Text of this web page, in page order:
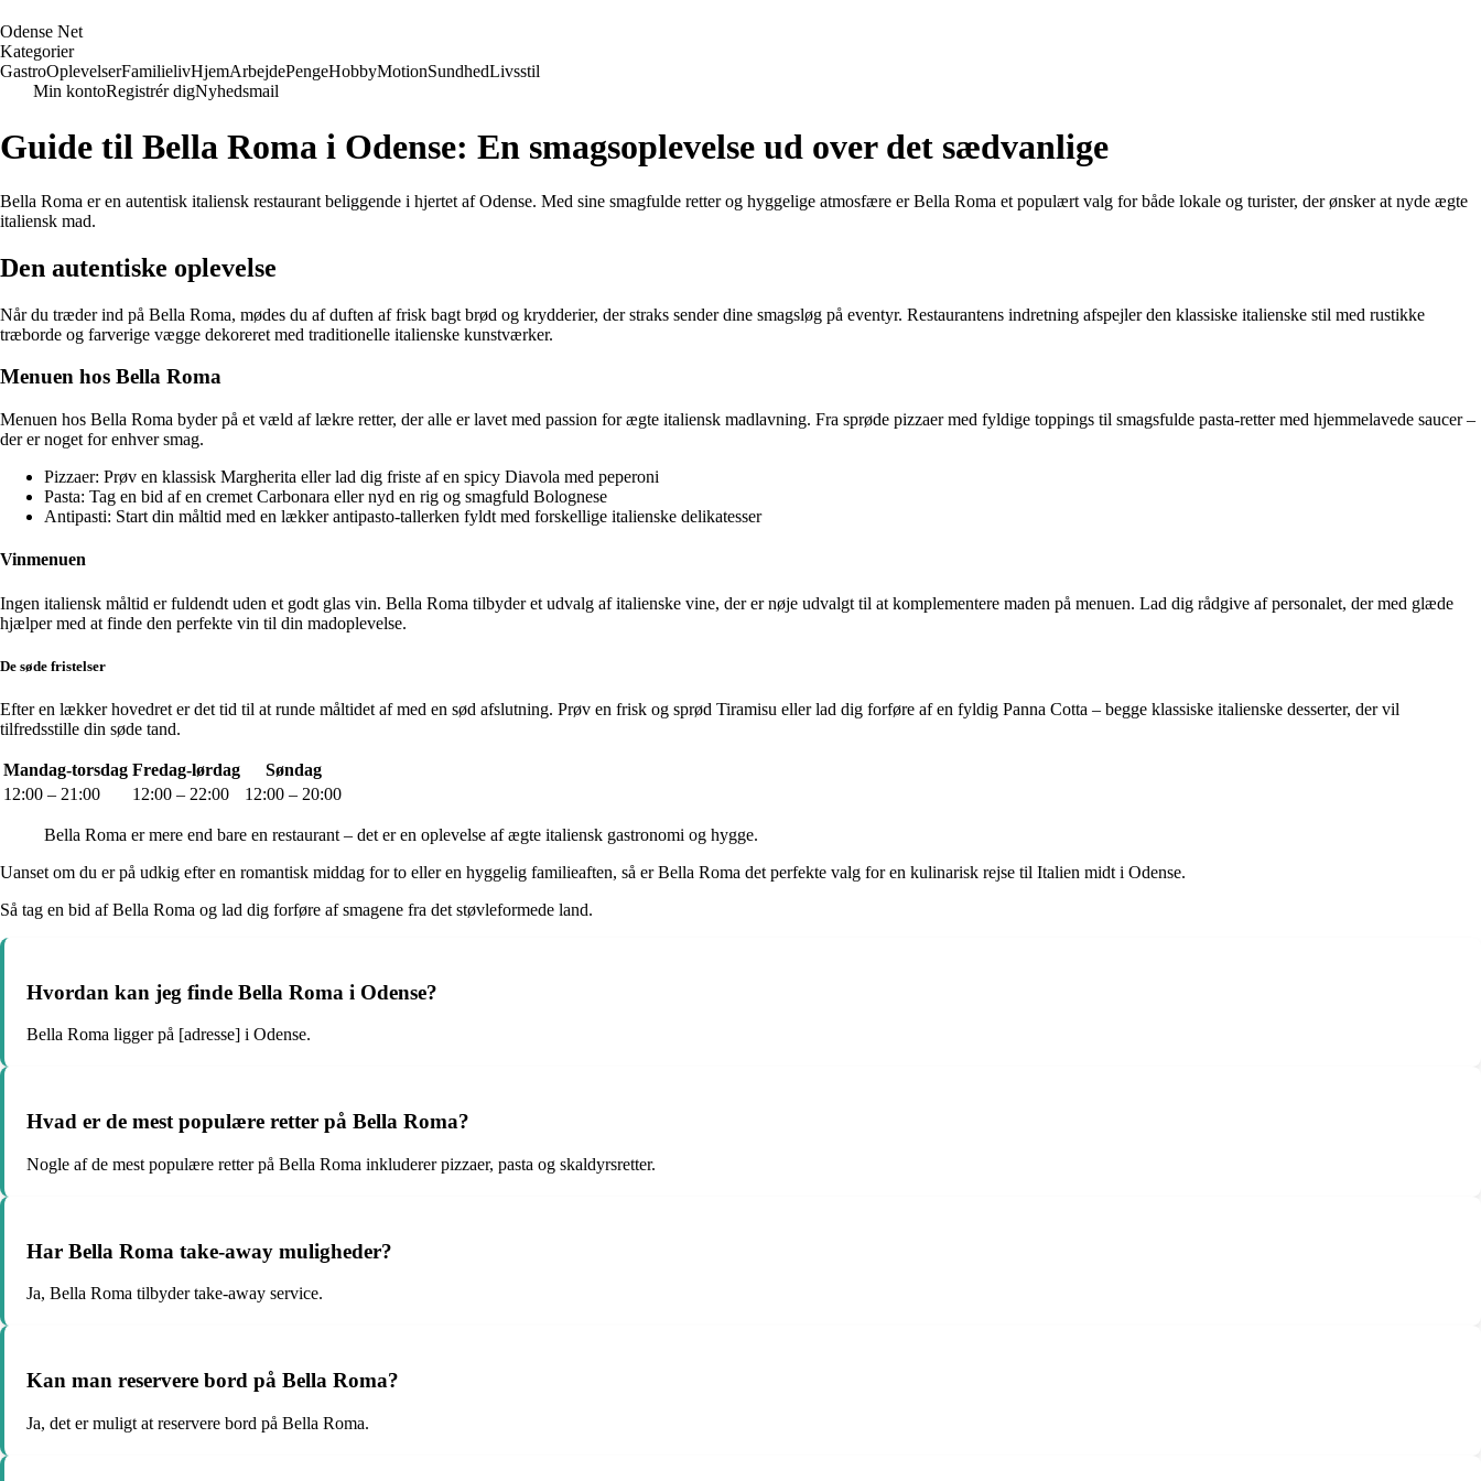
Odense Net
Kategorier
GastroOplevelserFamilielivHjemArbejdePengeHobbyMotionSundhedLivsstil
Min kontoRegistrér digNyhedsmail
Guide til Bella Roma i Odense: En smagsoplevelse ud over det sædvanlige
Bella Roma er en autentisk italiensk restaurant beliggende i hjertet af Odense. Med sine smagfulde retter og hyggelige atmosfære er Bella Roma et populært valg for både lokale og turister, der ønsker at nyde ægte
italiensk mad.
Den autentiske oplevelse
Når du træder ind på Bella Roma, mødes du af duften af frisk bagt brød og krydderier, der straks sender dine smagsløg på eventyr. Restaurantens indretning afspejler den klassiske italienske stil med rustikke
træborde og farverige vægge dekoreret med traditionelle italienske kunstværker.
Menuen hos Bella Roma
Menuen hos Bella Roma byder på et væld af lækre retter, der alle er lavet med passion for ægte italiensk madlavning. Fra sprøde pizzaer med fyldige toppings til smagsfulde pasta-retter med hjemmelavede saucer –
der er noget for enhver smag.
Pizzaer: Prøv en klassisk Margherita eller lad dig friste af en spicy Diavola med peperoni
Pasta: Tag en bid af en cremet Carbonara eller nyd en rig og smagfuld Bolognese
Antipasti: Start din måltid med en lækker antipasto-tallerken fyldt med forskellige italienske delikatesser
Vinmenuen
Ingen italiensk måltid er fuldendt uden et godt glas vin. Bella Roma tilbyder et udvalg af italienske vine, der er nøje udvalgt til at komplementere maden på menuen. Lad dig rådgive af personalet, der med glæde
hjælper med at finde den perfekte vin til din madoplevelse.
De søde fristelser
Efter en lækker hovedret er det tid til at runde måltidet af med en sød afslutning. Prøv en frisk og sprød Tiramisu eller lad dig forføre af en fyldig Panna Cotta – begge klassiske italienske desserter, der vil
tilfredsstille din søde tand.
Mandag-torsdag Fredag-lørdag
Søndag
12:00 – 21:00
12:00 – 22:00 12:00 – 20:00
Bella Roma er mere end bare en restaurant – det er en oplevelse af ægte italiensk gastronomi og hygge.
Uanset om du er på udkig efter en romantisk middag for to eller en hyggelig familieaften, så er Bella Roma det perfekte valg for en kulinarisk rejse til Italien midt i Odense.
Så tag en bid af Bella Roma og lad dig forføre af smagene fra det støvleformede land.
Hvordan kan jeg finde Bella Roma i Odense?
Bella Roma ligger på [adresse] i Odense.
Hvad er de mest populære retter på Bella Roma?
Nogle af de mest populære retter på Bella Roma inkluderer pizzaer, pasta og skaldyrsretter.
Har Bella Roma take-away muligheder?
Ja, Bella Roma tilbyder take-away service.
Kan man reservere bord på Bella Roma?
Ja, det er muligt at reservere bord på Bella Roma.